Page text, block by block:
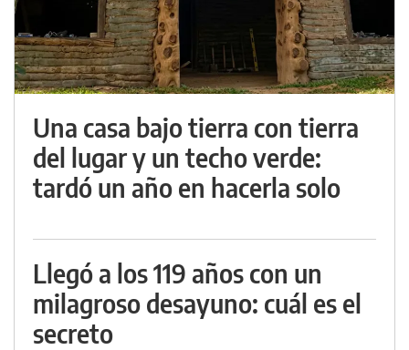
Una casa bajo tierra con tierra
del lugar y un techo verde:
tardó un año en hacerla solo
Llegó a los 119 años con un
milagroso desayuno: cuál es el
secreto